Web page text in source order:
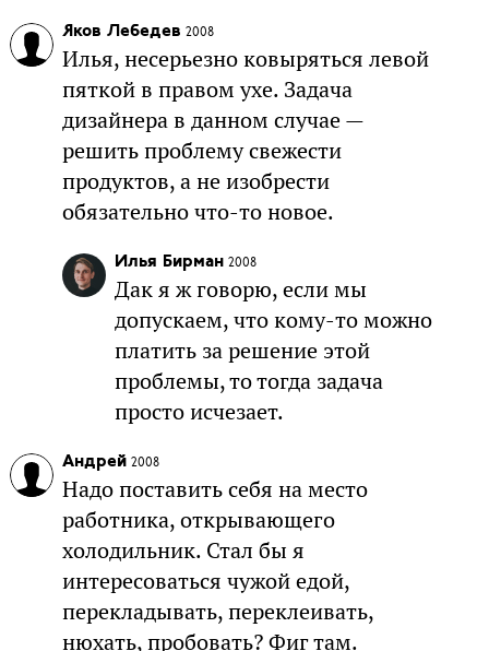
Яков Лебедев 2008
Илья, несерьезно ковыряться левой
пяткой в правом ухе. Задача
дизайнера в данном случае —
решить проблему свежести
продуктов, а не изобрести
обязательно что-то новое.
Илья Бирман 2008
Дак я ж говорю, если мы
допускаем, что кому-то можно
платить за решение этой
проблемы, то тогда задача
просто исчезает.
Андрей 2008
Надо поставить себя на место
работника, открывающего
холодильник. Стал бы я
интересоваться чужой едой,
перекладывать, переклеивать,
нюхать, пробовать? Фиг там.